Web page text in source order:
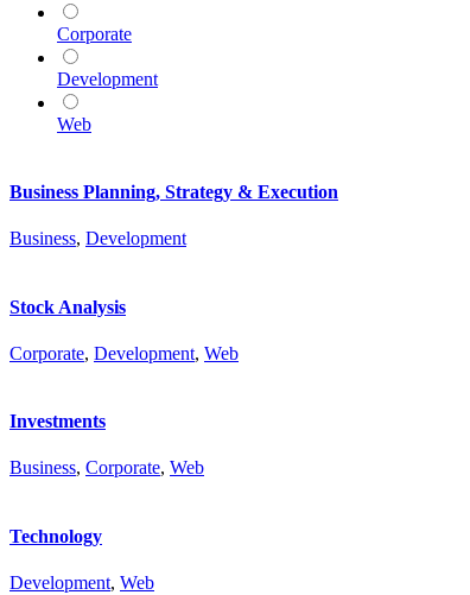
Corporate
Development
Web
Business Planning, Strategy & Execution
Business, Development
Stock Analysis
Corporate, Development, Web
Investments
Business, Corporate, Web
Technology
Development, Web